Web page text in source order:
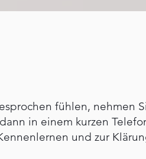
fühlen, nehmen
in einem kurzen
und zur